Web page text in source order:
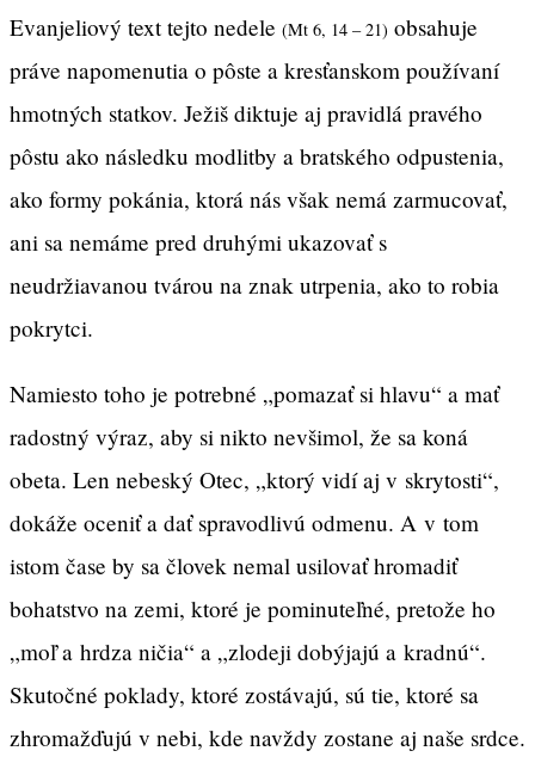
Evanjeliový text tejto nedele (Mt 6, 14 – 21) obsahuje
práve napomenutia o pôste a kresťanskom používaní
hmotných statkov. Ježiš diktuje aj pravidlá pravého
pôstu ako následku modlitby a bratského odpustenia,
ako formy pokánia, ktorá nás však nemá zarmucovať,
ani sa nemáme pred druhými ukazovať s
neudržiavanou tvárou na znak utrpenia, ako to robia
pokrytci.
Namiesto toho je potrebné „pomazať si hlavu“ a mať
radostný výraz, aby si nikto nevšimol, že sa koná
obeta. Len nebeský Otec, „ktorý vidí aj v skrytosti“,
dokáže oceniť a dať spravodlivú odmenu. A v tom
istom čase by sa človek nemal usilovať hromadiť
bohatstvo na zemi, ktoré je pominuteľné, pretože ho
„moľ a hrdza ničia“ a „zlodeji dobýjajú a kradnú“.
Skutočné poklady, ktoré zostávajú, sú tie, ktoré sa
zhromažďujú v nebi, kde navždy zostane aj naše srdce.